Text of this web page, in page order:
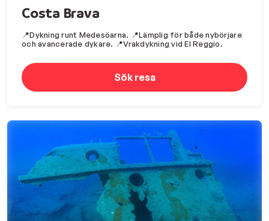
Costa Brava
📍Dykning runt Medesöarna. 📍Lämplig för både nybörjare
och avancerade dykare. 📍Vrakdykning vid El Reggio.
Sök resa